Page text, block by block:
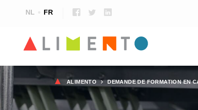
NL FR
Fil
d'Ariane
ALIMENTO DEMANDE DE FORMATION EN